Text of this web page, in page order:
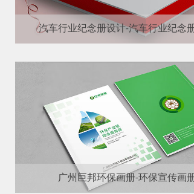
汽车行业纪念册设计-汽车行业纪念
广州巨邦环保画册-环保宣传画